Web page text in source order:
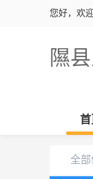
您好，欢
隰
首
全部